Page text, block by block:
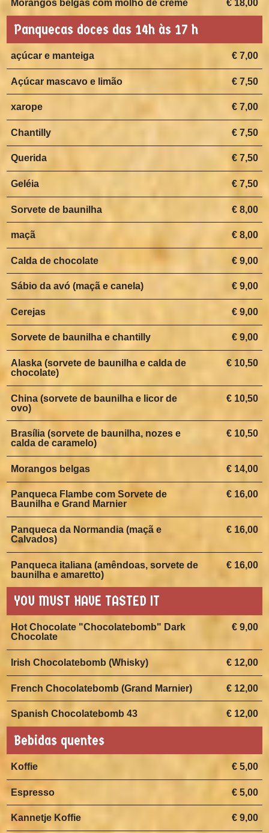
€ 18,00
Morangos belgas com molho de creme
Panquecas doces das 14h às 17 h
€ 7,00
açúcar e manteiga
€ 7,50
Açúcar mascavo e limão
€ 7,00
xarope
€ 7,50
Chantilly
€ 7,50
Querida
€ 7,50
Geléia
€ 8,00
Sorvete de baunilha
€ 8,00
maçã
€ 9,00
Calda de chocolate
€ 9,00
Sábio da avó (maçã e canela)
€ 9,00
Cerejas
€ 9,00
Sorvete de baunilha e chantilly
€ 10,50
Alaska (sorvete de baunilha e calda de
chocolate)
€ 10,50
China (sorvete de baunilha e licor de
ovo)
€ 10,50
Brasília (sorvete de baunilha, nozes e
calda de caramelo)
€ 14,00
Morangos belgas
€ 16,00
Panqueca Flambe com Sorvete de
Baunilha e Grand Marnier
€ 16,00
Panqueca da Normandia (maçã e
Calvados)
€ 16,00
Panqueca italiana (amêndoas, sorvete de
baunilha e amaretto)
YOU MUST HAVE TASTED IT
€ 9,00
Hot Chocolate "Chocolatebomb" Dark
Chocolate
€ 12,00
Irish Chocolatebomb (Whisky)
€ 12,00
French Chocolatebomb (Grand Marnier)
€ 12,00
Spanish Chocolatebomb 43
Bebidas quentes
€ 5,00
Koffie
€ 5,00
Espresso
€ 9,00
Kannetje Koffie